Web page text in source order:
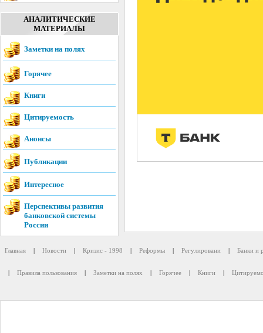
АНАЛИТИЧЕСКИЕ
МАТЕРИАЛЫ
Заметки на полях
Горячее
Книги
Цитируемость
Анонсы
Публикации
Интересное
Перспективы развития
банковской системы
России
Главная | Новости | Кризис - 1998 | Реформы | Регулировани | Банки и
| Правила пользования | Заметки на полях | Горячее | Книги |